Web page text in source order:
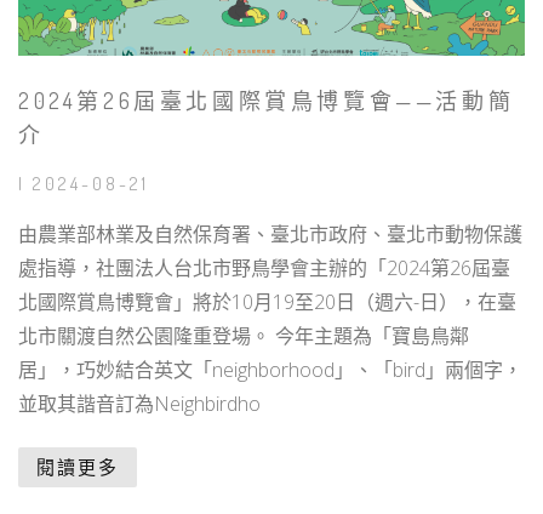
2024第26屆臺北國際賞鳥博覽會——活動簡
介
| 2024-08-21
由農業部林業及自然保育署、臺北市政府、臺北市動物保護
處指導，社團法人台北市野鳥學會主辦的「2024第26屆臺
北國際賞鳥博覽會」將於10月19至20日（週六-日），在臺
北市關渡自然公園隆重登場。 今年主題為「寶島鳥鄰
居」，巧妙結合英文「neighborhood」、「bird」兩個字，
並取其諧音訂為Neighbirdho
閱讀更多